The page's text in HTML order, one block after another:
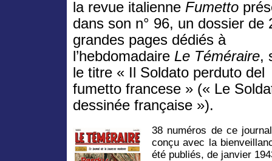
la revue italienne Fumetto
dans son n° 96, un dossier de
grandes pages dédiés à
l’hebdomadaire Le Téméraire,
le titre « Il Soldato perduto del
fumetto francese » (« Le
dessinée française »).
38 numéros de ce
conçu avec la
été publiés, de janvier